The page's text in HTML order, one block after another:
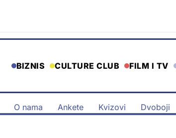
BIZNIS CULTURE CLUB FILM I TV
O nama Ankete Kvizovi Dvoboji